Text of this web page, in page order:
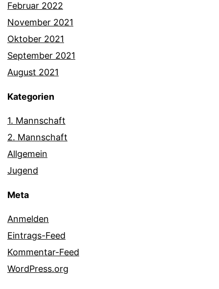
Februar 2022
November 2021
Oktober 2021
September 2021
August 2021
Kategorien
1. Mannschaft
2. Mannschaft
Allgemein
Jugend
Meta
Anmelden
Eintrags-Feed
Kommentar-Feed
WordPress.org